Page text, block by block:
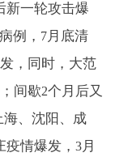
新一轮攻击爆
例， 7月底清
，同时，大范
间歇2个月后又
海、沈阳、成
情爆发， 3月